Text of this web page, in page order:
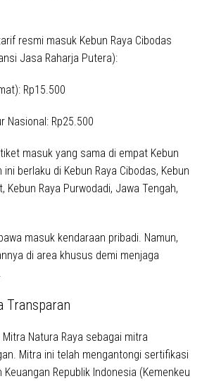
resmi masuk Kebun Raya Cibodas
Jasa Raharja Putera):
Rp15.500
Nasional: Rp25.500
masuk yang sama di empat Kebun
ini berlaku di Kebun Raya Cibodas, Kebun
Kebun Raya Purwodadi, Jawa Tengah,
masuk kendaraan pribadi. Namun,
di area khusus demi menjaga
.
Transparan
Mitra Natura Raya sebagai mitra
. Mitra ini telah mengantongi sertifikasi
Republik Indonesia (Kemenkeu